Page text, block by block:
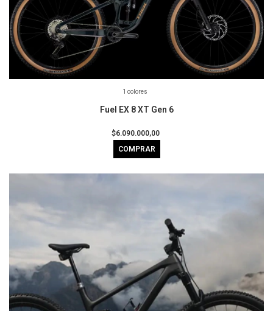
1 colores
Fuel EX 8 XT Gen 6
$6.090.000,00
COMPRAR